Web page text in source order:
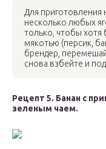
Для приготовления
несколько любых
только, чтобы хотя
мякотью (персик,
брендер,
снова взбейте и
Рецепт 5. Банан с
зеленым чаем.